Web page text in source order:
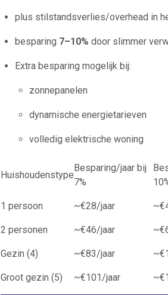
plus stilstandsverlies/overhead in
besparing 7–10% door slimmer
Extra besparing mogelijk bij:
zonnepanelen
dynamische energietarieven
volledig elektrische woning
Huishoudenstype
Besparing/jaar bij
7%
1 persoon ~€28/jaar
2 personen ~€46/jaar
Gezin (4) ~€83/jaar
Groot gezin (5) ~€101/jaar